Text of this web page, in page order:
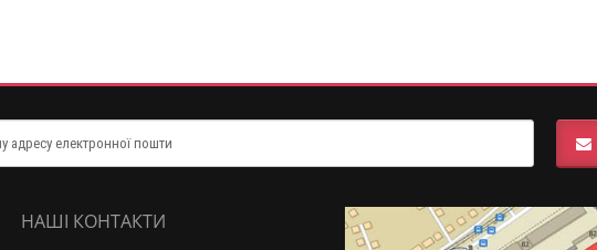
НАШІ КОНТАКТИ